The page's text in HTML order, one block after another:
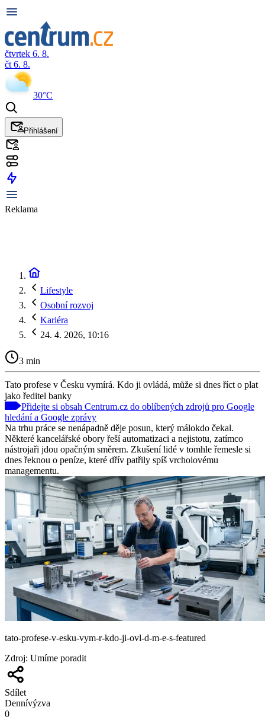
čtvrtek 6. 8.
čt 6. 8.
30°C
Přihlášení
Reklama
Lifestyle
Osobní rozvoj
Kariéra
24. 4. 2026, 10:16
3 min
Tato profese v Česku vymírá. Kdo ji ovládá, může si dnes říct o plat
jako ředitel banky
Přidejte si obsah Centrum.cz do oblíbených zdrojů pro Google
hledání a Google zprávy
Na trhu práce se nenápadně děje posun, který málokdo čekal.
Některé kancelářské obory řeší automatizaci a nejistotu, zatímco
nástrojaři jdou opačným směrem. Zkušení lidé v tomhle řemesle si
dnes řeknou o peníze, které dřív patřily spíš vrcholovému
managementu.
tato-profese-v-esku-vym-r-kdo-ji-ovl-d-m-e-s-featured
Zdroj: Umíme poradit
Sdílet
Dennívýzva
0